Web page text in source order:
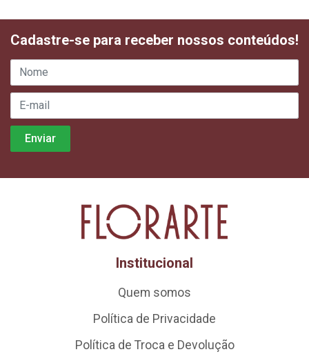
Cadastre-se para receber nossos conteúdos!
Institucional
Quem somos
Política de Privacidade
Política de Troca e Devolução